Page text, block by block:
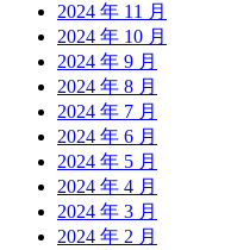
2024 年 11 月
2024 年 10 月
2024 年 9 月
2024 年 8 月
2024 年 7 月
2024 年 6 月
2024 年 5 月
2024 年 4 月
2024 年 3 月
2024 年 2 月